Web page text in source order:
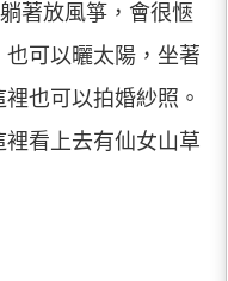
著放風箏，會很愜
可以曬太陽，坐著
也可以拍婚紗照。
看上去有仙女山草